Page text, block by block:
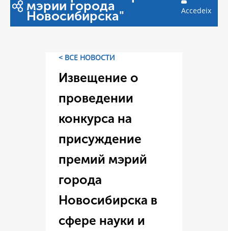
мэрии города
Новосибирска" Accedeix
< ВСЕ НОВОСТИ
Извещение о
проведении
конкурса на
присуждение
премий мэрий
города
Новосибирска в
сфере науки и